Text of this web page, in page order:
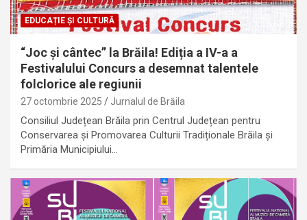
EDUCAȚIE ȘI CULTURĂ
“Joc și cântec” la Brăila! Ediția a IV-a a
Festivalului Concurs a desemnat talentele
folclorice ale regiunii
27 octombrie 2025 Jurnalul de Brăila
Consiliul Județean Brăila prin Centrul Județean pentru
Conservarea și Promovarea Culturii Tradiționale Brăila și
Primăria Municipiului…